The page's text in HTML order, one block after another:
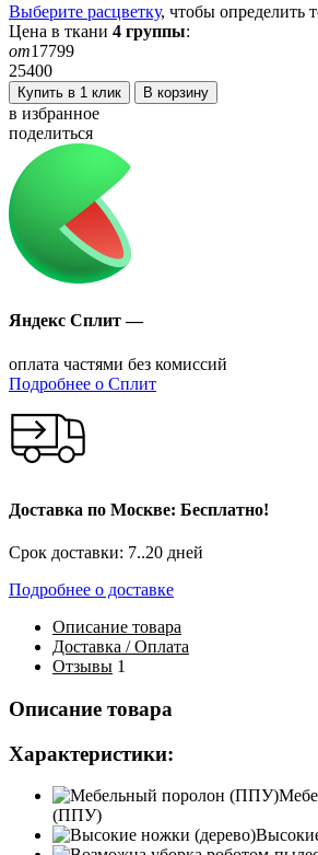
Выберите расцветку, чтобы определить
Цена в ткани 4 группы:
от17799
25400
Купить в 1 клик В корзину
в избранное
поделиться
Яндекс Сплит —
оплата частями без комиссий
Подробнее о Сплит
Доставка по Москве: Бесплатно!
Срок доставки: 7..20 дней
Подробнее о доставке
Описание товара
Доставка / Оплата
Отзывы 1
Описание товара
Характеристики:
(ППУ)